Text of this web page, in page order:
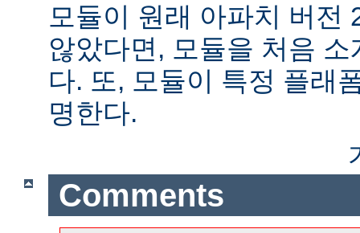
모듈이 원래 아파치 버전
않았다면, 모듈을 처음
다. 또, 모듈이 특정 플래
명한다.
Comments